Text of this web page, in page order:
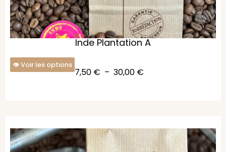
Inde Plantation A
Voir les options
7,50 € – 30,00 €